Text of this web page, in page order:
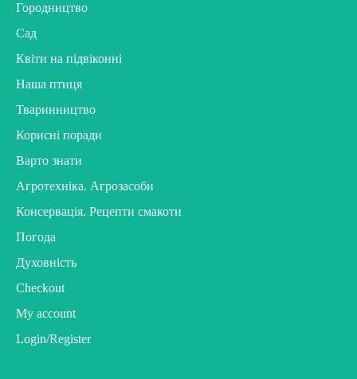
Городництво
Сад
Квіти на підвіконні
Наша птиця
Тваринництво
Корисні поради
Варто знати
Агротехніка. Агрозасоби
Консервація. Рецепти смакоти
Погода
Духовність
Checkout
My account
Login/Register